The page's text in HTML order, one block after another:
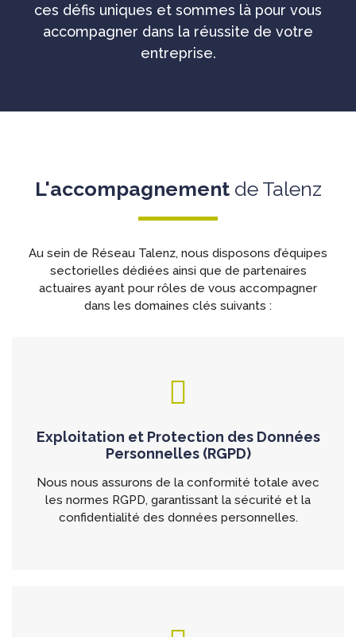
ces défis uniques et sommes là pour vous
accompagner dans la réussite de votre
entreprise.
L'accompagnementde Talenz
Au sein de Réseau Talenz, nous disposons d’équipes
sectorielles dédiées ainsi que de partenaires
actuaires ayant pour rôles de vous accompagner
dans les domaines clés suivants :
Exploitation et Protection des Données
Personnelles (RGPD)
Nous nous assurons de la conformité totale avec
les normes RGPD, garantissant la sécurité et la
confidentialité des données personnelles.